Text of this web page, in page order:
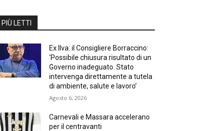
I PIÙ LETTI
Ex Ilva: il Consigliere Borraccino:
‘Possibile chiusura risultato di un
Governo inadeguato. Stato
intervenga direttamente a tutela
di ambiente, salute e lavoro’
Agosto 6, 2026
Carnevali e Massara accelerano
per il centravanti